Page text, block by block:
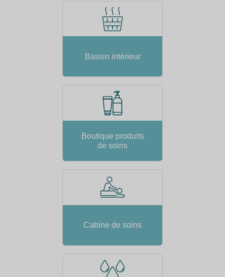
Bassin intérieur
Boutique produits
de soins
Cabine de soins